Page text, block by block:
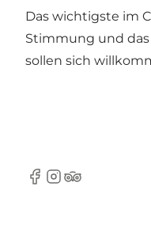
Das wichtigste im
Stimmung und das
sollen sich
Facebook
Instagram
Tripadvisor